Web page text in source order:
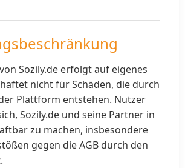
Sozily.de erfolgt auf eigenes
nicht für Schäden, die durch
Plattform entstehen. Nutzer
Sozily.de und seine Partner in
zu machen, insbesondere
gegen die AGB durch den